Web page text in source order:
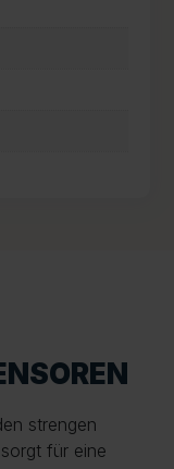
strengen
für eine